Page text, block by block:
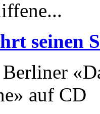
seinen
Berliner
auf CD